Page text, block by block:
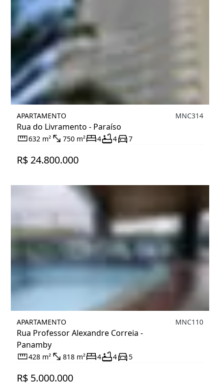
APARTAMENTO
Rua do Livramento - Paraíso
MNC314
632 m² 750 m² 4 4 7
R$ 24.800.000
APARTAMENTO
Rua Professor Alexandre Correia -
Panamby
MNC110
428 m² 818 m² 4 4 5
R$ 5.000.000